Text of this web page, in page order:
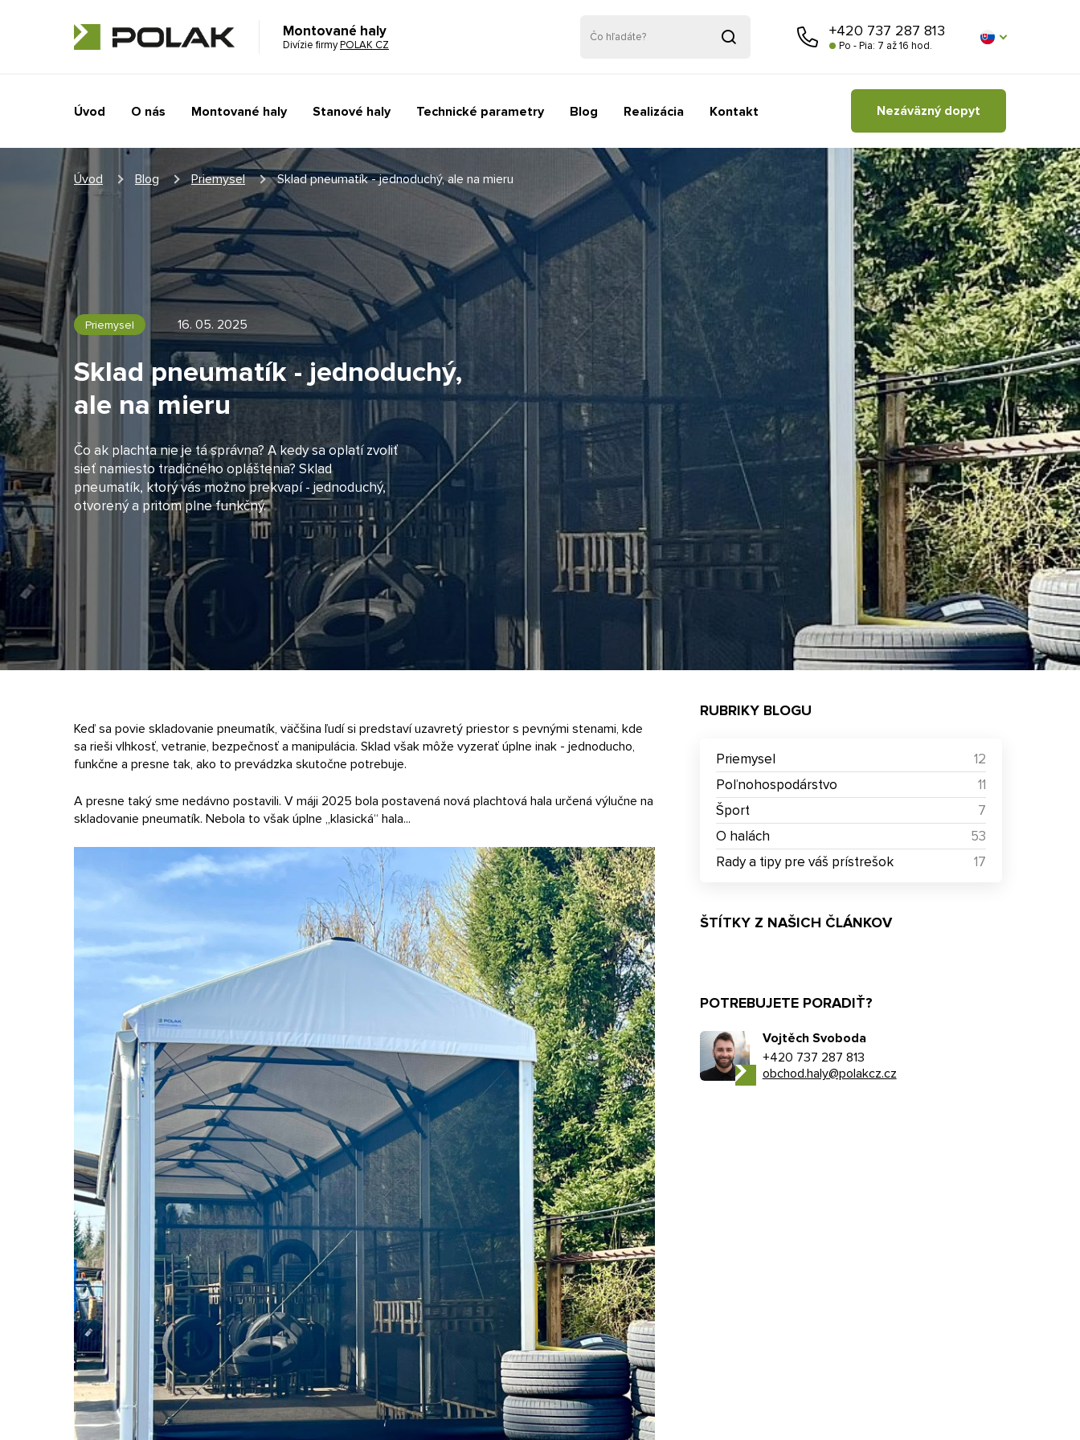
Montované haly
Divízie firmyPOLAK CZ
+420 737 287 813
Po - Pia: 7 až 16 hod.
Úvod O nás Montované haly Stanové haly Technické parametry Blog Realizácia Kontakt Nezáväzný dopyt
Úvod Blog Priemysel Sklad pneumatík - jednoduchý, ale na mieru
Priemysel 16. 05. 2025
Sklad pneumatík - jednoduchý,
ale na mieru
Čo ak plachta nie je tá správna? A kedy sa oplatí zvoliť
sieť namiesto tradičného opláštenia? Sklad
pneumatík, ktorý vás možno prekvapí - jednoduchý,
otvorený a pritom plne funkčný.
Keď sa povie skladovanie pneumatík, väčšina ľudí si predstaví uzavretý priestor s pevnými stenami, kde
sa rieši vlhkosť, vetranie, bezpečnosť a manipulácia. Sklad však môže vyzerať úplne inak - jednoducho,
funkčne a presne tak, ako to prevádzka skutočne potrebuje.
A presne taký sme nedávno postavili. V máji 2025 bola postavená nová plachtová hala určená výlučne na
skladovanie pneumatík. Nebola to však úplne „klasická“ hala...
RUBRIKY BLOGU
Priemysel
12
Poľnohospodárstvo
11
Šport
7
O halách
53
Rady a tipy pre váš prístrešok
17
ŠTÍTKY Z NAŠICH ČLÁNKOV
POTREBUJETE PORADIŤ?
Vojtěch Svoboda
+420 737 287 813
obchod.haly@polakcz.cz